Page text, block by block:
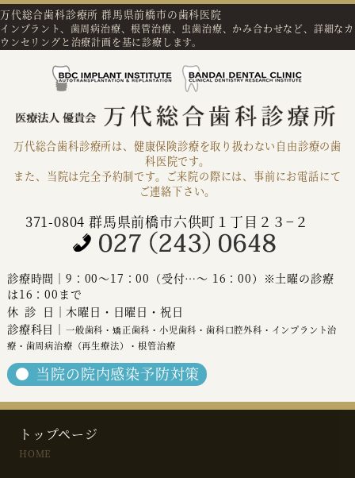
万代総合歯科診療所 群馬県前橋市の歯科医院
インプラント、歯周病治療、根管治療、虫歯治療、かみ合わせなど、詳細なカ
ウンセリングと治療計画を基に診療します。
万代総合歯科診療所は、健康保険診療を取り扱わない自由診療の歯
科医院です。
また、当院は完全予約制です。ご来院の際には、事前にお電話にて
ご連絡下さい。
371-0804 群馬県前橋市六供町１丁目２３−２
診療時間｜9：00～17：00（受付…～ 16：00）※土曜の診療
は16：00まで
休診 日｜木曜日・日曜日・祝日
診療科目｜ 一般歯科・矯正歯科・小児歯科・歯科口腔外科・インプラント治
療・歯周病治療（再生療法）・根管治療
当院の院内感染予防対策
トップページ
HOME